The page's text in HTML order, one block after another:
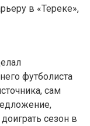
в «Тереке»,
футболиста
сам
сезон в